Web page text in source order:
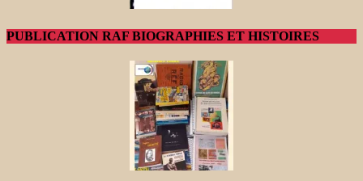
PUBLICATION RAF BIOGRAPHIES ET HISTOIRES